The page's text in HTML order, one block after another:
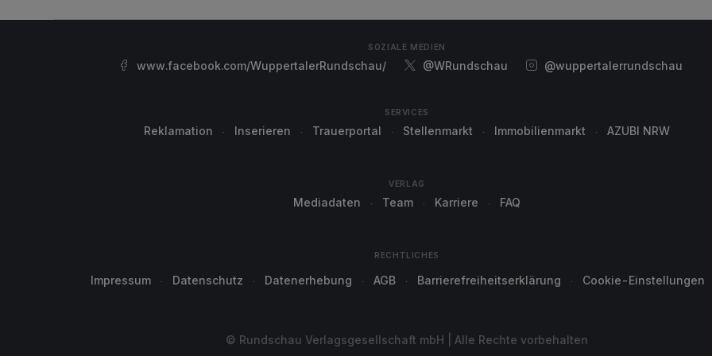
SOZIALE MEDIEN
www.facebook.com/WuppertalerRundschau/ @WRundschau @wuppertalerrundschau
SERVICES
Reklamation Inserieren Trauerportal Stellenmarkt Immobilienmarkt AZUBI NRW
VERLAG
Mediadaten Team Karriere FAQ
RECHTLICHES
Impressum Datenschutz Datenerhebung AGB Barrierefreiheitserklärung Cookie-Einstellungen
© Rundschau Verlagsgesellschaft mbH | Alle Rechte vorbehalten